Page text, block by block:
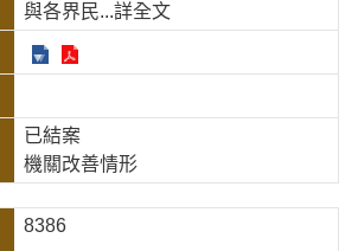
與各界民...詳全文
已結案
機關改善情形
8386